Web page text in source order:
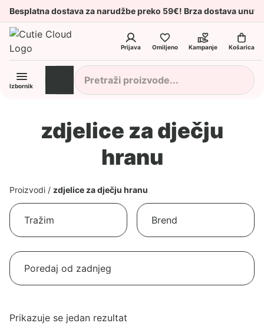
Besplatna dostava za narudžbe preko 59€! Brza dostava
Prijava Omiljeno Kampanje Košarica
Izbornik
zdjelice za dječju
hranu
Proizvodi / zdjelice za dječju hranu
Prikazuje se jedan rezultat